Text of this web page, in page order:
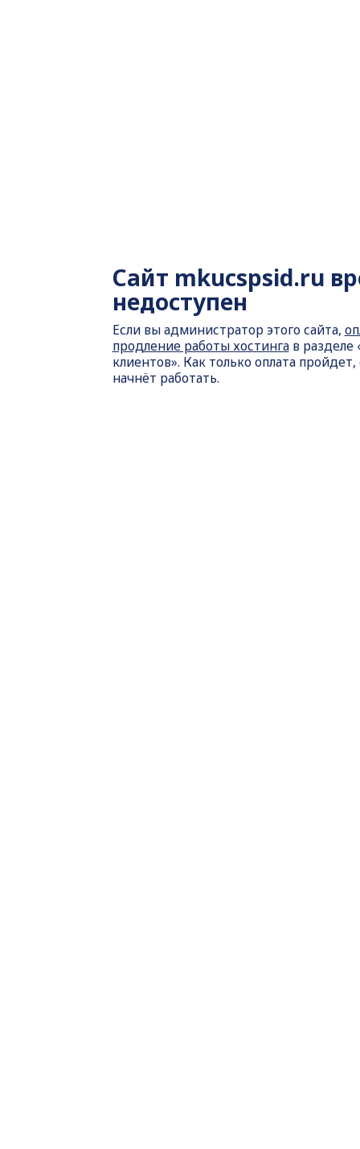
Сайт mkucspsid.ru
недоступен
Если вы администратор этого сайта,
продление работы хостингав разделе
клиентов». Как только оплата пройдет,
начнёт работать.